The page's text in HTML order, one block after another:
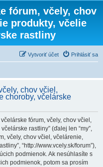
fórum, včely, chov
produkty, včelie
rastliny
Prihlásiť sa
Vytvoriť účet
chov včiel,
choroby, včelárske
fórum, včely, chov včiel,
rastliny” (ďalej len “my”,
včely, chov včiel, včelárenie,
“http://www.vcely.sk/forum”),
podmienok. Ak nesúhlasíte s
podmienok, potom sa prosím